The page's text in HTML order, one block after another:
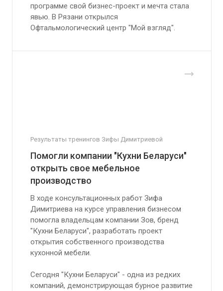
программе свой бизнес-проект и мечта стала
явью. В Рязани открылся
Офтальмологический центр "Мой взгляд".
Результаты тренингов Зифы Димитриевой
Помогли компании "Кухни Беларуси"
открыть свое мебельное
производство
В ходе консультационных работ Зифа
Димитриева на курсе управления бизнесом
помогла владельцам компании Зов, бренд
"Кухни Беларуси", разработать проект
открытия собственного производства
кухонной мебели.
Сегодня "Кухни Беларуси" - одна из редких
компаний, демонстрирующая бурное развитие